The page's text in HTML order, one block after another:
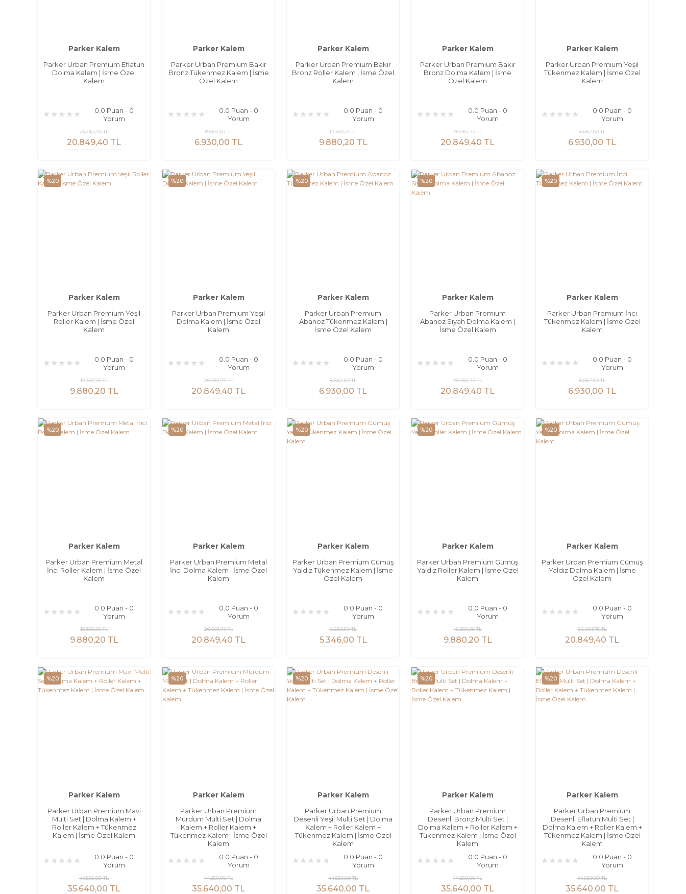
Parker Kalem
Parker Urban Premium Eflatun
Dolma Kalem | İsme Özel
Kalem
0.0 Puan - 0
Yorum
20.849,40 TL
26.061,75 TL
Parker Kalem
Parker Urban Premium Bakır
Bronz Tükenmez Kalem | İsme
Özel Kalem
0.0 Puan - 0
Yorum
6.930,00 TL
8.662,50 TL
Parker Kalem
Parker Urban Premium Bakır
Bronz Roller Kalem | İsme Özel
Kalem
0.0 Puan - 0
Yorum
9.880,20 TL
12.350,25 TL
Parker Kalem
Parker Urban Premium Bakır
Bronz Dolma Kalem | İsme
Özel Kalem
0.0 Puan - 0
Yorum
20.849,40 TL
26.061,75 TL
Parker Kalem
Parker Urban Premium Yeşil
Tükenmez Kalem | İsme Özel
Kalem
0.0 Puan - 0
Yorum
6.930,00 TL
8.662,50 TL
%20
Parker Kalem
Parker Urban Premium Yeşil
Roller Kalem | İsme Özel
Kalem
0.0 Puan - 0
Yorum
9.880,20 TL
12.350,25 TL
%20
Parker Kalem
Parker Urban Premium Yeşil
Dolma Kalem | İsme Özel
Kalem
0.0 Puan - 0
Yorum
20.849,40 TL
26.061,75 TL
%20
Parker Kalem
Parker Urban Premium
Abanoz Tükenmez Kalem |
İsme Özel Kalem
0.0 Puan - 0
Yorum
6.930,00 TL
8.662,50 TL
%20
Parker Kalem
Parker Urban Premium
Abanoz Siyah Dolma Kalem |
İsme Özel Kalem
0.0 Puan - 0
Yorum
20.849,40 TL
26.061,75 TL
%20
Parker Kalem
Parker Urban Premium İnci
Tükenmez Kalem | İsme Özel
Kalem
0.0 Puan - 0
Yorum
6.930,00 TL
8.662,50 TL
%20
Parker Kalem
Parker Urban Premium Metal
İnci Roller Kalem | İsme Özel
Kalem
0.0 Puan - 0
Yorum
9.880,20 TL
12.350,25 TL
%20
Parker Kalem
Parker Urban Premium Metal
İnci Dolma Kalem | İsme Özel
Kalem
0.0 Puan - 0
Yorum
20.849,40 TL
26.061,75 TL
%20
Parker Kalem
Parker Urban Premium Gümüş
Yaldız Tükenmez Kalem | İsme
Özel Kalem
0.0 Puan - 0
Yorum
5.346,00 TL
6.682,50 TL
%20
Parker Kalem
Parker Urban Premium Gümüş
Yaldız Roller Kalem | İsme Özel
Kalem
0.0 Puan - 0
Yorum
9.880,20 TL
12.350,25 TL
%20
Parker Kalem
Parker Urban Premium Gümüş
Yaldız Dolma Kalem | İsme
Özel Kalem
0.0 Puan - 0
Yorum
20.849,40 TL
26.061,75 TL
%20
Parker Kalem
Parker Urban Premium Mavi
Multi Set | Dolma Kalem +
Roller Kalem + Tükenmez
Kalem | İsme Özel Kalem
0.0 Puan - 0
Yorum
35.640,00 TL
44.550,00 TL
%20
Parker Kalem
Parker Urban Premium
Mürdüm Multi Set | Dolma
Kalem + Roller Kalem +
Tükenmez Kalem | İsme Özel
Kalem
0.0 Puan - 0
Yorum
35.640,00 TL
44.550,00 TL
%20
Parker Kalem
Parker Urban Premium
Desenli Yeşil Multi Set | Dolma
Kalem + Roller Kalem +
Tükenmez Kalem | İsme Özel
Kalem
0.0 Puan - 0
Yorum
35.640,00 TL
44.550,00 TL
%20
Parker Kalem
Parker Urban Premium
Desenli Bronz Multi Set |
Dolma Kalem + Roller Kalem +
Tükenmez Kalem | İsme Özel
Kalem
0.0 Puan - 0
Yorum
35.640,00 TL
44.550,00 TL
%20
Parker Kalem
Parker Urban Premium
Desenli Eflatun Multi Set |
Dolma Kalem + Roller Kalem +
Tükenmez Kalem | İsme Özel
Kalem
0.0 Puan - 0
Yorum
35.640,00 TL
44.550,00 TL